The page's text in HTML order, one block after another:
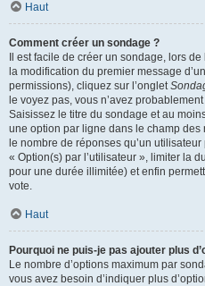
Haut
Comment créer un sondage ?
Il est facile de créer un sondage, lors
la modification du premier message
permissions), cliquez sur l’onglet
le voyez pas, vous n’avez
Saisissez le titre du sondage et au
une option par ligne dans le champ
le nombre de réponses qu’un
« Option(s) par l’utilisateur », limiter la
pour une durée illimitée) et enfin
vote.
Haut
Pourquoi ne puis-je pas ajouter plus
Le nombre d’options maximum par
vous avez besoin d’indiquer plus